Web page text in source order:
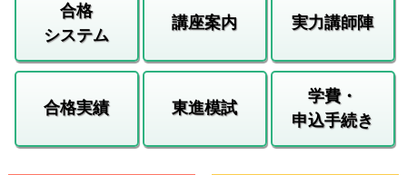
合格
システム
講座案内 実力講師陣
合格実績 東進模試
学費・
申込手続き